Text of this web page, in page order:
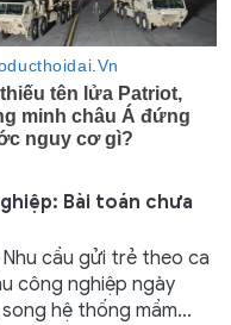
Bài toán chưa
cầu gửi trẻ theo ca
công nghiệp ngày
hệ thống mầm...